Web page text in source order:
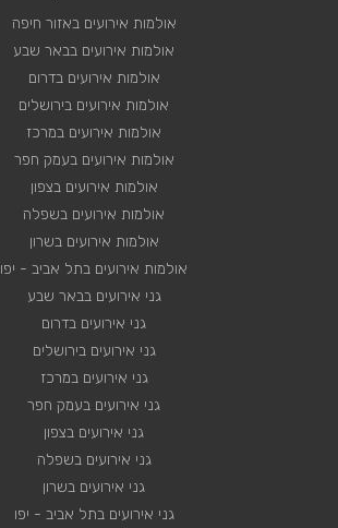
אולמות אירועים באזור חיפה
אולמות אירועים בבאר שבע
אולמות אירועים בדרום
אולמות אירועים בירושלים
אולמות אירועים במרכז
אולמות אירועים בעמק חפר
אולמות אירועים בצפון
אולמות אירועים בשפלה
אולמות אירועים בשרון
אולמות אירועים בתל אביב - יפו
גני אירועים בבאר שבע
גני אירועים בדרום
גני אירועים בירושלים
גני אירועים במרכז
גני אירועים בעמק חפר
גני אירועים בצפון
גני אירועים בשפלה
גני אירועים בשרון
גני אירועים בתל אביב - יפו